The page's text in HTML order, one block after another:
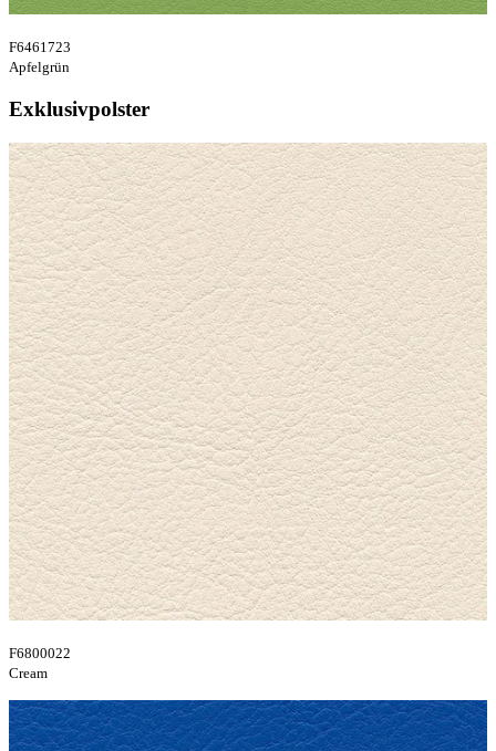
F6461723
Apfelgrün
Exklusivpolster
F6800022
Cream